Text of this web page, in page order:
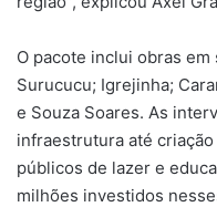
O pacote inclui obras
Surucucu; Igrejinha;
e Souza Soares. As
infraestrutura até
públicos de lazer e
milhões investidos